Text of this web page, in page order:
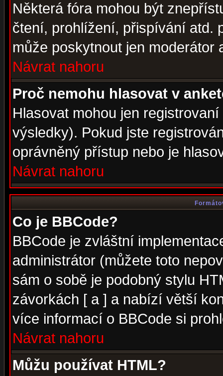
Některá fóra mohou být
čtení, prohlížení, přispívání atd.
může poskytnout jen moderátor
Návrat nahoru
Proč nemohu hlasovat v
Hlasovat mohou jen
výsledky). Pokud jste
oprávněný přístup nebo je
Návrat nahoru
Co je BBCode?
BBCode je zvláštní
administrátor (můžete toto
sám o sobě je podobný stylu
závorkách [ a ] a nabízí větší
více informací o BBCode si
Návrat nahoru
Můžu používat HTML?